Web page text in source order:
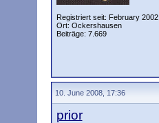
Registriert seit: February 2002
Ort: Ockershausen
Beiträge: 7.669
10. June 2008, 17:36
prior